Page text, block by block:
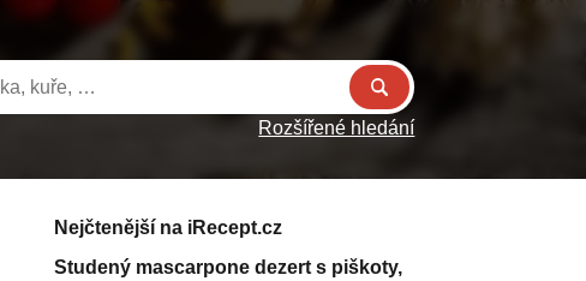
Rozšířené hledání
Nejčtenější na iRecept.cz
Studený mascarpone dezert s piškoty,